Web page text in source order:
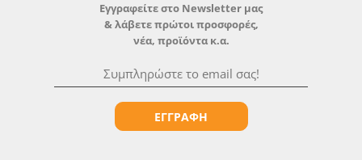
Εγγραφείτε στο Newsletter μας
& λάβετε πρώτοι προσφορές,
νέα, προϊόντα κ.α.
ΕΓΓΡΑΦΗ